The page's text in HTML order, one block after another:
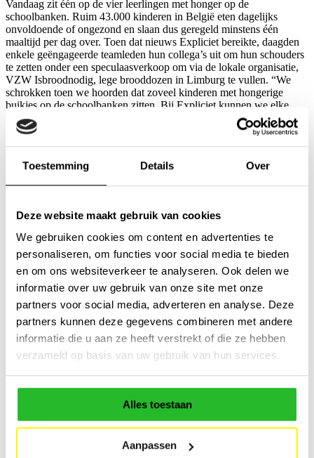
Toestemming Details Over
Deze website maakt gebruik van cookies
We gebruiken cookies om content en advertenties te
personaliseren, om functies voor social media te bieden
en om ons websiteverkeer te analyseren. Ook delen we
informatie over uw gebruik van onze site met onze
partners voor social media, adverteren en analyse. Deze
partners kunnen deze gegevens combineren met andere
informatie die u aan ze heeft verstrekt of die ze hebben
verzameld op basis van uw gebruik van hun services.
Alles toestaan
Aanpassen
Vandaag zit één op de vier leerlingen met honger op de
schoolbanken. Ruim 43.000 kinderen in België eten dagelijks
onvoldoende of ongezond en slaan dus geregeld minstens één
maaltijd per dag over. Toen dat nieuws Expliciet bereikte, daagden
enkele geëngageerde teamleden hun collega’s uit om hun schouders
te zetten onder een speculaasverkoop om via de lokale organisatie,
VZW Isbroodnodig, lege brooddozen in Limburg te vullen. “We
schrokken toen we hoorden dat zoveel kinderen met hongerige
buikjes op de schoolbanken zitten. Bij Expliciet kunnen we elke
middag onze voeten onder tafel schuiven en genieten van een
uitgebreide broodmaaltijd, dankzij huismoeder Greta. Je gaat er al
snel vanuit dat dat voor iedereen vanzelfsprekend is, maar helaas is
We hebben ook bewust voor een goed doel uit de buurt gekozen,
De nabije omgeving van het veertig koppige marketingteam heeft
het geweten: de marketingexperten verkochten massaal veel
speculaas aan familie, vrienden, kennissen, … en zamelden €5000,-
in. De zaakvoerders van Expliciet waren zwaar onder de indruk en
besloten er nog €2500,- bovenop te doen. Team Expliciet kon op die
manier het mooie bedrag van € 7500,- aan Marijke Lambreights,
bezielster van VZW Isbroodnodig overhandigden.
“Zodra jullie het bedrag bekend maakten, was ik echt sprakeloos.
De inspanningen van jullie team tonen dat er nog positieve en
warme gestes bestaan, want dit bedrag is echt uitzonderlijk. Een
dikke merci, ook van alle scholen en kinderen. We kunnen met het
Volle brooddozen, blije schoolkinderen